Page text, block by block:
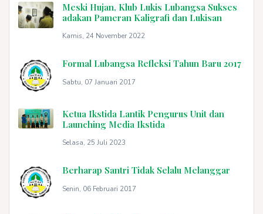
Meski Hujan, Klub Lukis Lubangsa Sukses
adakan Pameran Kaligrafi dan Lukisan
Kamis, 24 November 2022
Formal Lubangsa Refleksi Tahun Baru 2017
Sabtu, 07 Januari 2017
Ketua Ikstida Lantik Pengurus Unit dan
Launching Media Ikstida
Selasa, 25 Juli 2023
Berharap Santri Tidak Selalu Melanggar
Senin, 06 Februari 2017